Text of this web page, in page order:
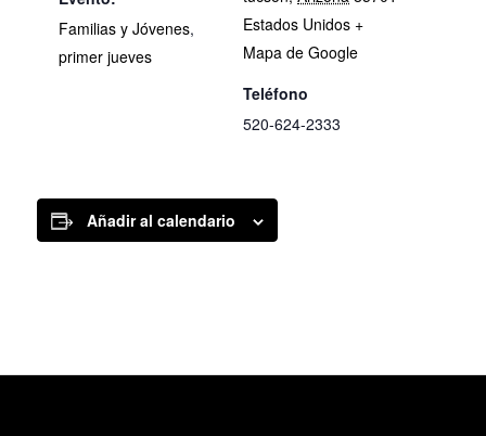
Familias y Jóvenes,
primer jueves
Estados Unidos +
Mapa de Google
Teléfono
520-624-2333
Añadir al calendario